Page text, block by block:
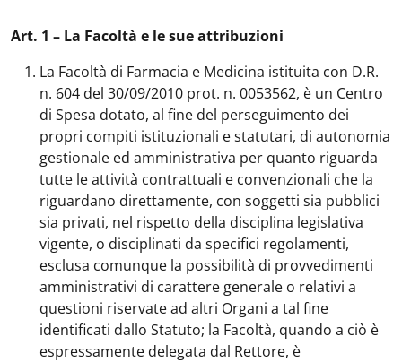
Art. 1 – La Facoltà e le sue attribuzioni
La Facoltà di Farmacia e Medicina istituita con D.R.
n. 604 del 30/09/2010 prot. n. 0053562, è un Centro
di Spesa dotato, al fine del perseguimento dei
propri compiti istituzionali e statutari, di autonomia
gestionale ed amministrativa per quanto riguarda
tutte le attività contrattuali e convenzionali che la
riguardano direttamente, con soggetti sia pubblici
sia privati, nel rispetto della disciplina legislativa
vigente, o disciplinati da specifici regolamenti,
esclusa comunque la possibilità di provvedimenti
amministrativi di carattere generale o relativi a
questioni riservate ad altri Organi a tal fine
identificati dallo Statuto; la Facoltà, quando a ciò è
espressamente delegata dal Rettore, è